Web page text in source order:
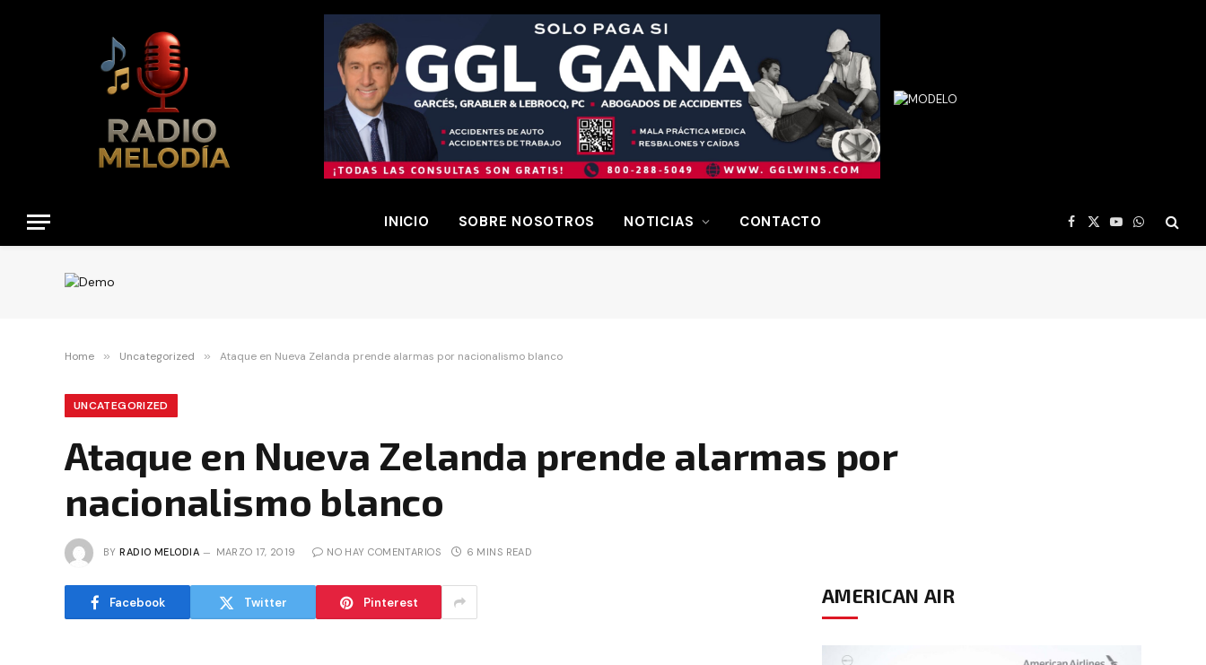
INICIO SOBRE NOSOTROS NOTICIAS CONTACTO Facebook
X
(Twitter)
YouTube
WhatsApp
Home » Uncategorized » Ataque en Nueva Zelanda prende alarmas por nacionalismo blanco
UNCATEGORIZED
Ataque en Nueva Zelanda prende alarmas por
nacionalismo blanco
BY RADIO MELODIA MARZO 17, 2019 NO HAY COMENTARIOS 6 MINS READ
Facebook Twitter Pinterest AMERICAN AIR